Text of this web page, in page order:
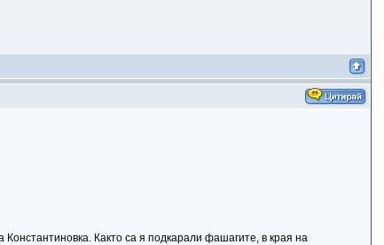
Както са я подкарали фашагите, в края на